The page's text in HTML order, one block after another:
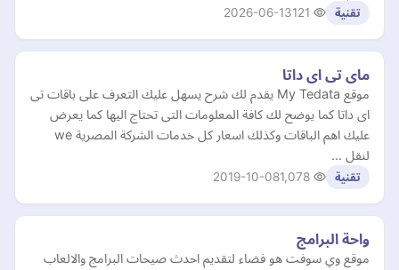
تقنية 2026-06-13
ماى تى اى داتا
موقع My Tedata يقدم لك شرح يسهل عليك التعرف على باقات تى
اى داتا كما يوضح لك كافة المعلومات التى تحتاج اليها كما يعرض
عليك اهم الباقات وكذلك اسعار كل خدمات الشركة المصرية we
لنقل …
تقنية 2019-10-08
واحة البرامج
موقع وي سوفت هو فضاء لتقديم احدث صيحات البرامج والالعاب